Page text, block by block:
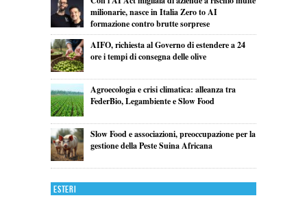
milionarie, nasce in Italia Zero to AI
formazione contro brutte sorprese
AIFO, richiesta al Governo di estendere a 24
ore i tempi di consegna delle olive
Agroecologia e crisi climatica: alleanza tra
FederBio, Legambiente e Slow Food
Slow Food e associazioni, preoccupazione per la
gestione della Peste Suina Africana
Esteri